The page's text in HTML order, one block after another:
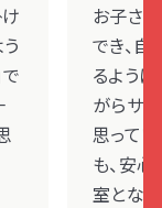
お子さ
でき、
るよう
がらサ
思って
も、安
室とな